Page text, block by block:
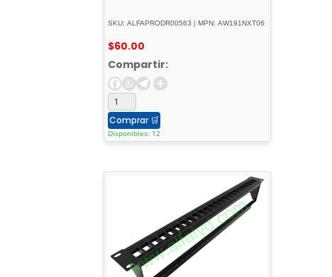
SKU: ALFAPRODR00563 | MPN: AW191NXT06
$60.00
Compartir:
Comprar 🛒
Disponibles: 12